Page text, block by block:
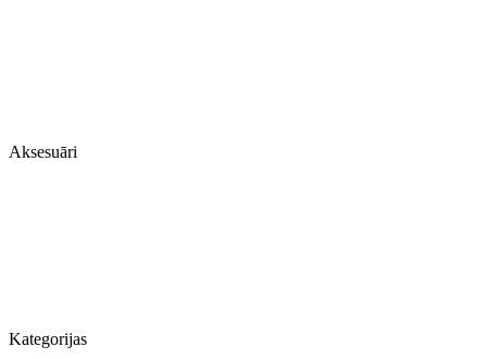
Aksesuāri
Kategorijas